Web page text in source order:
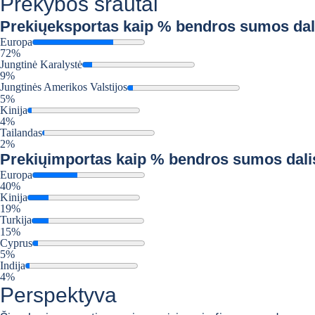
Prekiųeksportas kaip % bendros sumos
Europa
72%
Jungtinė Karalystė
9%
Jungtinės Amerikos Valstijos
5%
Kinija
4%
Tailandas
2%
Prekiųimportas kaip % bendros sumos
Europa
40%
Kinija
19%
Turkija
15%
Cyprus
5%
Indija
4%
Perspektyva